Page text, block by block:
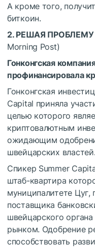
А кроме того,
биткоин.
2. РЕШАЯ
Morning Post)
Гонконгская
профинансировала
Гонконгская
Capital приняла
целью которого
криптовалютным
ожидающим
швейцарских властей.
Спикер Summer
штаб-квартира
муниципалитете Цуг,
поставщика
швейцарского
рынком. Одобрение
способствовать